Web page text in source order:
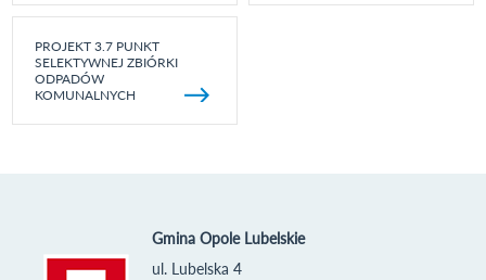
PROJEKT 3.7 PUNKT
SELEKTYWNEJ ZBIÓRKI
ODPADÓW
KOMUNALNYCH
Gmina Opole Lubelskie
ul. Lubelska 4